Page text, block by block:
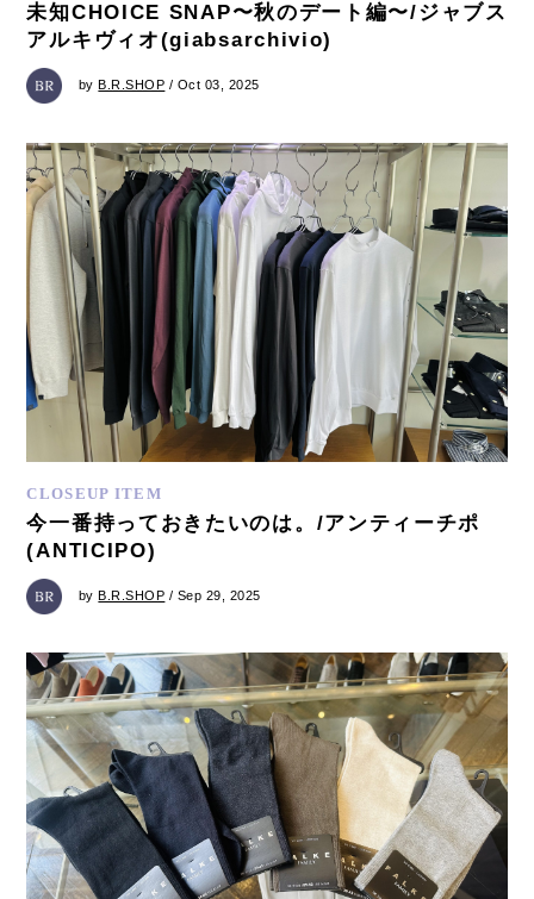
未知CHOICE SNAP〜秋のデート編〜/ジャブス
アルキヴィオ(giabsarchivio)
byB.R.SHOP / Oct 03, 2025
CLOSEUP ITEM
今一番持っておきたいのは。/アンティーチポ
(ANTICIPO)
byB.R.SHOP / Sep 29, 2025